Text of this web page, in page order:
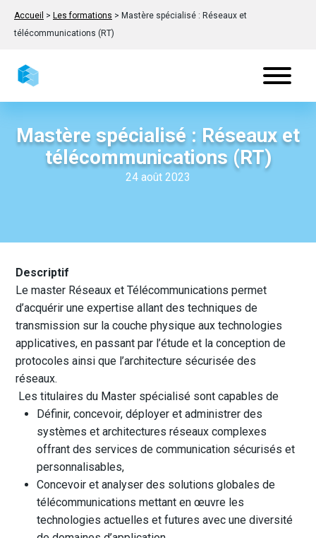
Accueil > Les formations > Mastère spécialisé : Réseaux et
télécommunications (RT)
Mastère spécialisé : Réseaux et
télécommunications (RT)
24 août 2023
Descriptif
Le master Réseaux et Télécommunications permet
d’acquérir une expertise allant des techniques de
transmission sur la couche physique aux technologies
applicatives, en passant par l’étude et la conception de
protocoles ainsi que l’architecture sécurisée des
réseaux.
Les titulaires du Master spécialisé sont capables de
Définir, concevoir, déployer et administrer des
systèmes et architectures réseaux complexes
offrant des services de communication sécurisés et
personnalisables,
Concevoir et analyser des solutions globales de
télécommunications mettant en œuvre les
technologies actuelles et futures avec une diversité